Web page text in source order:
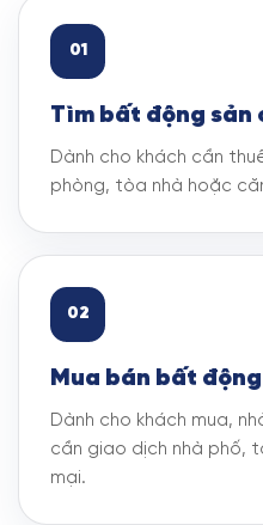
01
Tìm bất động sản
Dành cho khách cần
phòng, tòa nhà hoặc
02
Mua bán bất
Dành cho khách mua,
cần giao dịch nhà phố,
mại.